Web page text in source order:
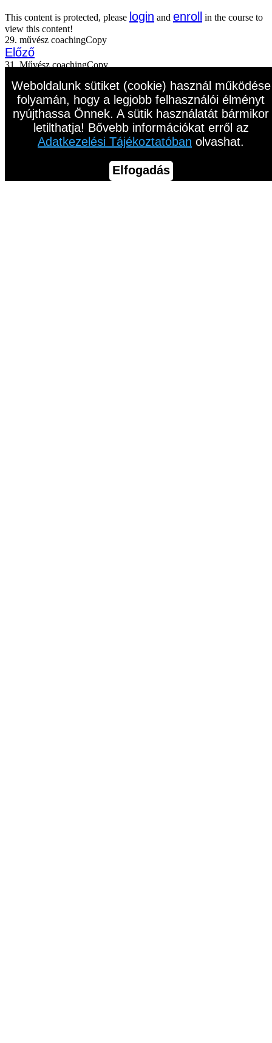
This content is protected, please login and enroll
in the course to
view this content!
29. művész coachingCopy
Előző
31. Művész coachingCopy
Weboldalunk sütiket (cookie) használ működése
folyamán, hogy a legjobb felhasználói élményt
nyújthassa Önnek. A sütik használatát bármikor
letilthatja! Bővebb információkat erről az
Adatkezelési Tájékoztatóban olvashat.
Elfogadás